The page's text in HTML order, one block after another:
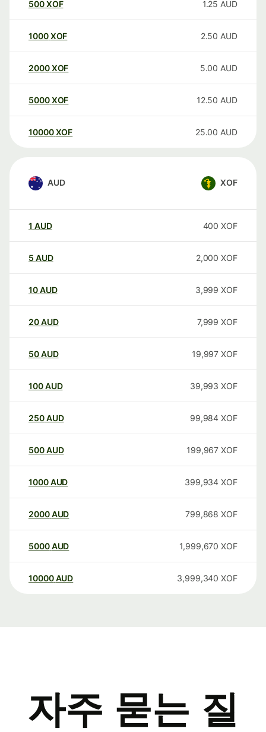
500XOF 1.25 AUD
1000XOF 2.50 AUD
2000XOF 5.00 AUD
5000XOF 12.50 AUD
10000 XOF 25.00 AUD
AUD XOF
1 AUD 400 XOF
5 AUD 2,000 XOF
10AUD 3,999 XOF
20AUD 7,999 XOF
50AUD 19,997 XOF
100AUD 39,993 XOF
250AUD 99,984 XOF
500AUD 199,967 XOF
1000AUD 399,934 XOF
2000AUD 799,868 XOF
5000AUD 1,999,670 XOF
10000 AUD 3,999,340 XOF
자주 묻는 질